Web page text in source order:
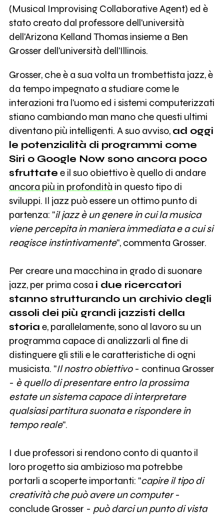
(Musical Improvising Collaborative Agent) ed è
stato creato dal professore dell'università
dell'Arizona Kelland Thomas insieme a Ben
Grosser dell'università dell'Illinois.
Grosser, che è a sua volta un trombettista jazz, è
da tempo impegnato a studiare come le
interazioni tra l'uomo ed i sistemi computerizzati
stiano cambiando man mano che questi ultimi
diventano più intelligenti. A suo avviso, ad oggi
le potenzialità di programmi come
Siri o Google Now sono ancora poco
sfruttate e il suo obiettivo è quello di andare
ancora più in profondità in questo tipo di
sviluppi. Il jazz può essere un ottimo punto di
partenza: "il jazz è un genere in cui la musica
viene percepita in maniera immediata e a cui si
reagisce instintivamente", commenta Grosser.
Per creare una macchina in grado di suonare
jazz, per prima cosa i due ricercatori
stanno strutturando un archivio degli
assoli dei più grandi jazzisti della
storia e, parallelamente, sono al lavoro su un
programma capace di analizzarli al fine di
distinguere gli stili e le caratteristiche di ogni
musicista. "Il nostro obiettivo- continua Grosser
- è quello di presentare entro la prossima
estate un sistema capace di interpretare
qualsiasi partitura suonata e rispondere in
tempo reale".
I due professori si rendono conto di quanto il
loro progetto sia ambizioso ma potrebbe
portarli a scoperte importanti: "capire il tipo di
creatività che può avere un computer-
conclude Grosser - può darci un punto di vista